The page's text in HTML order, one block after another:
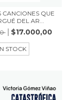
CANCIONES QUE
DEL AR...
$17.000,00
STOCK